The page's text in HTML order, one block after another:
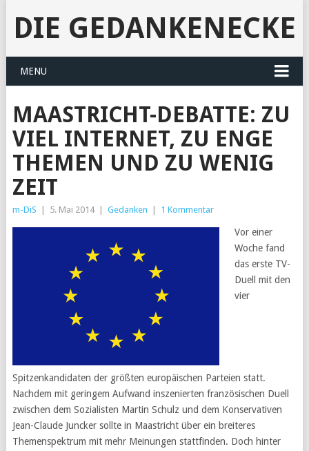
DIE GEDANKENECKE
MENU
MAASTRICHT-DEBATTE: ZU
VIEL INTERNET, ZU ENGE
THEMEN UND ZU WENIG
ZEIT
m-DiS 5. Mai 2014 Gedanken 1 Kommentar
Vor einer
Woche fand
das erste TV-
Duell mit den
vier
Spitzenkandidaten der größten europäischen Parteien statt.
Nachdem mit geringem Aufwand inszenierten französischen Duell
zwischen dem Sozialisten Martin Schulz und dem Konservativen
Jean-Claude Juncker sollte in Maastricht über ein breiteres
Themenspektrum mit mehr Meinungen stattfinden. Doch hinter